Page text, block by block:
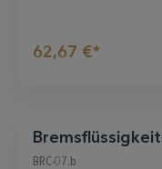
62,67 €*
hinten schwarz
BRC-07.b